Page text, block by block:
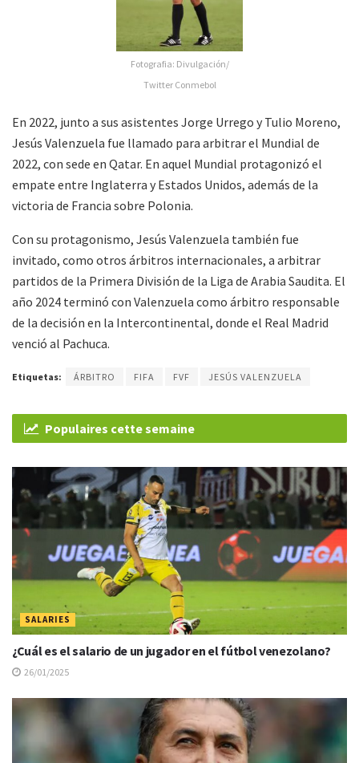
Fotografia: Divulgación/
Twitter Conmebol
En 2022, junto a sus asistentes Jorge Urrego y Tulio Moreno,
Jesús Valenzuela fue llamado para arbitrar el Mundial de
2022, con sede en Qatar. En aquel Mundial protagonizó el
empate entre Inglaterra y Estados Unidos, además de la
victoria de Francia sobre Polonia.
Con su protagonismo, Jesús Valenzuela también fue
invitado, como otros árbitros internacionales, a arbitrar
partidos de la Primera División de la Liga de Arabia Saudita. El
año 2024 terminó con Valenzuela como árbitro responsable
de la decisión en la Intercontinental, donde el Real Madrid
venció al Pachuca.
Etiquetas: ÁRBITRO FIFA FVF JESÚS VALENZUELA
Populaires cette semaine
SALARIES
¿Cuál es el salario de un jugador en el fútbol venezolano?
26/01/2025